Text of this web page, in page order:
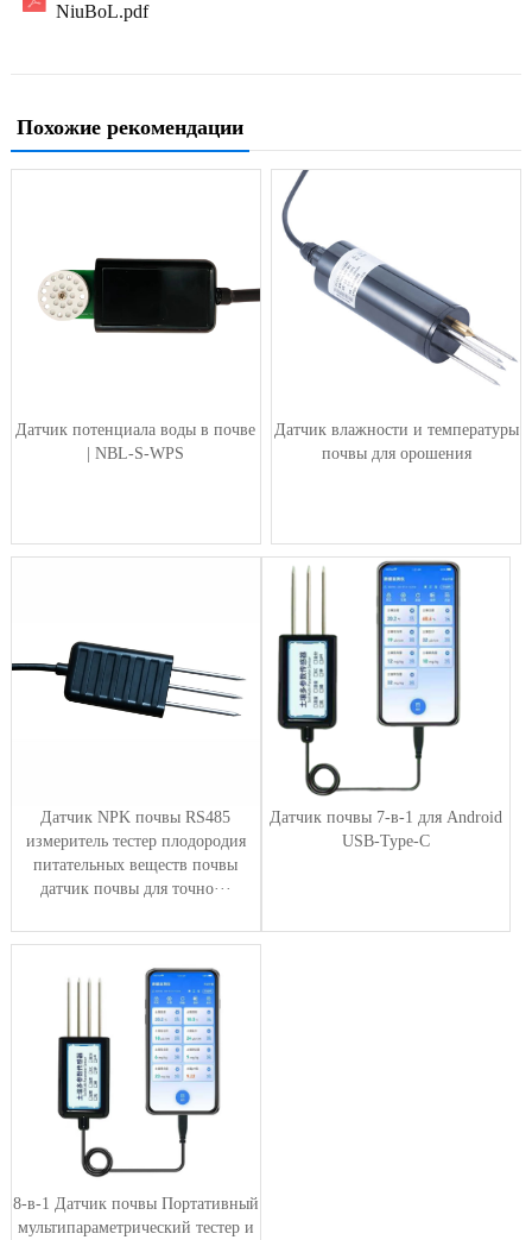
NiuBoL.pdf
Похожие рекомендации
Датчик потенциала воды в почве
| NBL-S-WPS
Датчик влажности и температуры
почвы для орошения
Датчик NPK почвы RS485
измеритель тестер плодородия
питательных веществ почвы
датчик почвы для точно···
Датчик почвы 7-в-1 для Android
USB-Type-C
8-в-1 Датчик почвы Портативный
мультипараметрический тестер и